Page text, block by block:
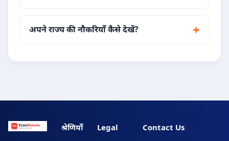
अपने राज्य की नौकरियाँ कैसे देखें?
श्रेणियाँ Legal Contact Us